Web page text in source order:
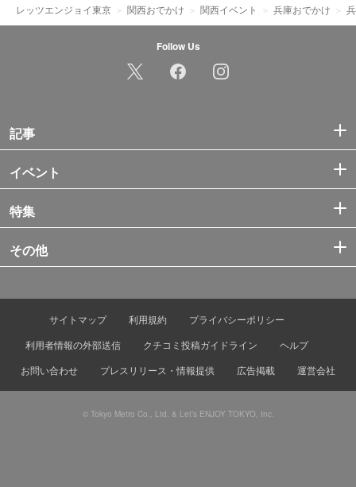
レッツエンジョイ東京 関西おでかけ 関西イベント 兵庫おでかけ
Follow Us
記事
イベント
特集
その他
サイトマップ 利用規約
プライバシーポリシー
利用者情報の外部送信
クチコミ投稿ガイドライン
ヘルプ
お問い合わせ
プレスリリース・情報提供 広告掲載 運営会社
© Tokyo Metro Co., Ltd. & Let’s ENJOY TOKYO, Inc.